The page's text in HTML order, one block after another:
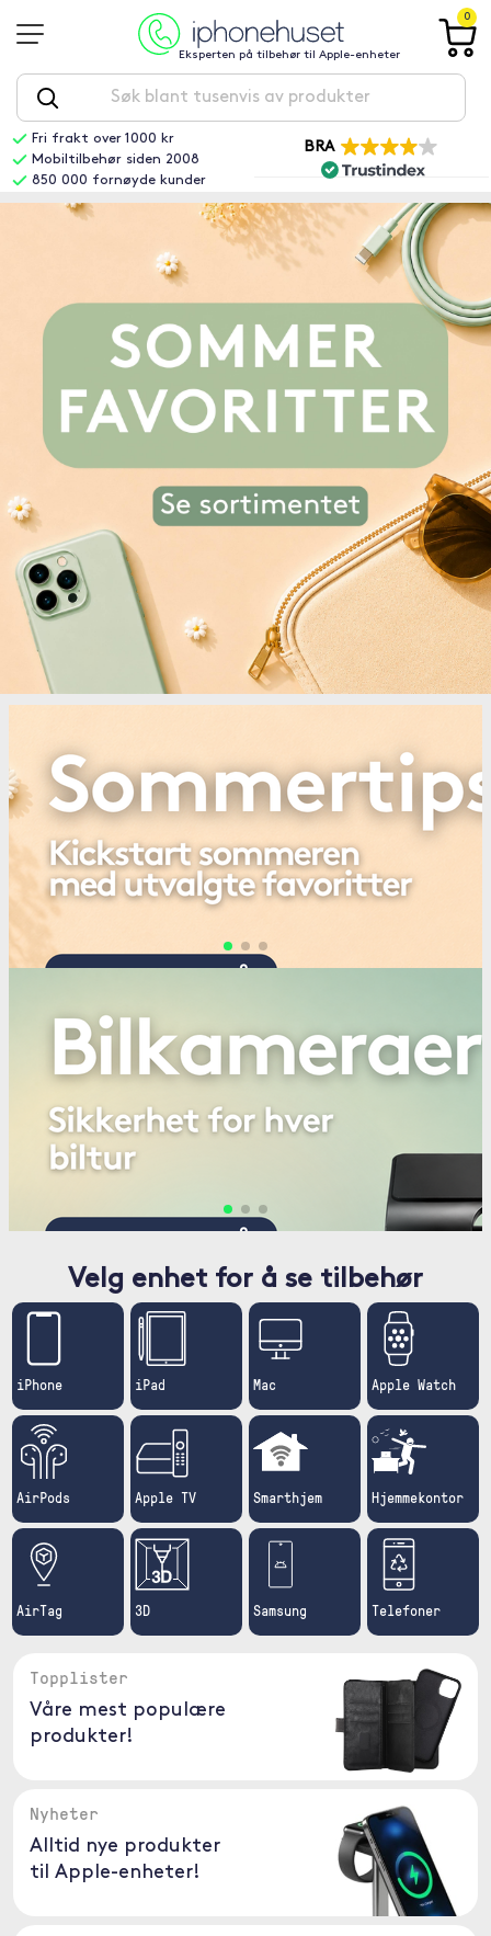
Eksperten på tilbehør til Apple-enheter
0
Fri frakt over 1000 kr
Mobiltilbehør siden 2008
850 000 fornøyde kunder
BRA
Velg enhet for å se tilbehør
iPhone iPad Mac Apple Watch
AirPods Apple TV Smarthjem Hjemmekontor
AirTag 3D Samsung Telefoner
Topplister
Våre mest populære
produkter!
Nyheter
Alltid nye produkter
til Apple-enheter!